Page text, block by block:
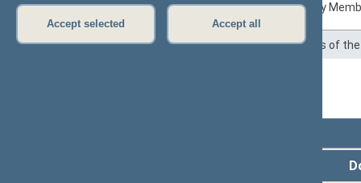
Accept selected Accept all
Voting records Draft laws initiated by
Home>Statistics>Business of Members of